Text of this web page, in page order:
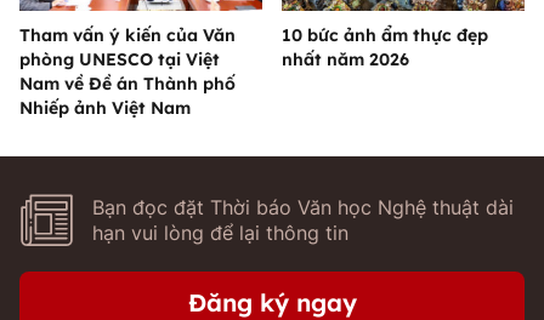
Tham vấn ý kiến của Văn
phòng UNESCO tại Việt
Nam về Đề án Thành phố
Nhiếp ảnh Việt Nam
10 bức ảnh ẩm thực đẹp
nhất năm 2026
Bạn đọc đặt Thời báo Văn học Nghệ thuật dài
hạn vui lòng để lại thông tin
Đăng ký ngay